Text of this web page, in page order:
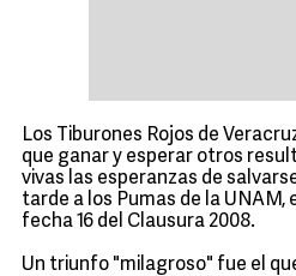
Los Tiburones Rojos de
que ganar y esperar otros
vivas las esperanzas de
tarde a los Pumas de la UNAM,
fecha 16 del Clausura 2008.
Un triunfo "milagroso" fue el